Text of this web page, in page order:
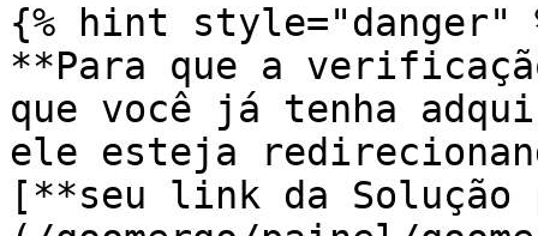
{% hint style="danger"
**Para que a
que você já tenha
ele esteja
[**seu link da